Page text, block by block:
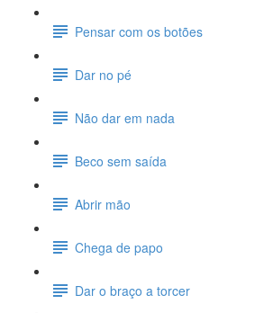
Pensar com os botões
Dar no pé
Não dar em nada
Beco sem saída
Abrir mão
Chega de papo
Dar o braço a torcer